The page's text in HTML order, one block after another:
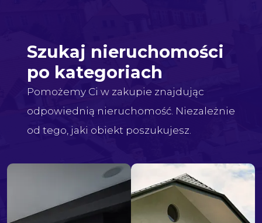
Szukaj nieruchomości
po kategoriach
Pomożemy Ci w zakupie znajdując
odpowiednią nieruchomość. Niezależnie
od tego, jaki obiekt poszukujesz.